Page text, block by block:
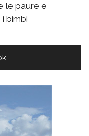
le paure e
bimbi